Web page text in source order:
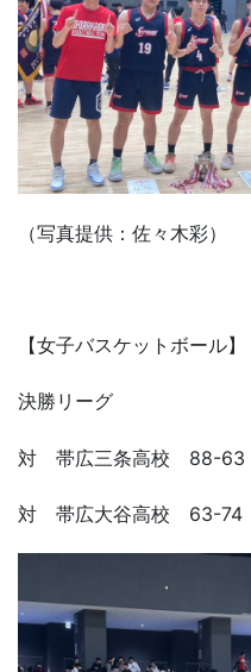
（写真提供：佐々木彩）
【女子バスケットボール】
決勝リーグ
対 帯広三条高校 88-63
対 帯広大谷高校 63-74